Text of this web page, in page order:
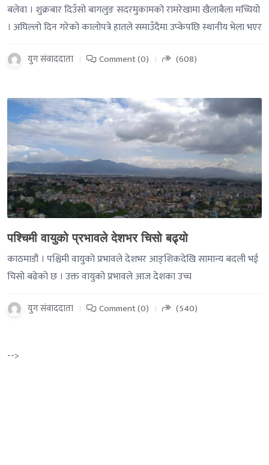
बलेवा । शुक्रबार दिउँसो बागलुङ सदरमुकामको रामरेखामा खैलाबैला मच्चियो
। अघिल्लो दिन गरेको कालोपत्रे हातले समाउँदैमा उप्केपछि स्थानीय भेला भएर
युग संवाददाता Comment (0) (608)
-->
पश्चिमी वायुको प्रभावले देशभर चिसो बढ्यो
काठमाडौं । पश्चिमी वायुको प्रभावले देशभर आङ्शिकदेखि सामान्य बदली भई
चिसो बढेको छ । उक्त वायुको प्रभावले आज देशका उच्च
युग संवाददाता Comment (0) (540)
-->